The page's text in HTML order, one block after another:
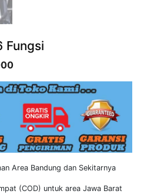
Fungsi
Harga
saat
ini
adalah:
Rp3.100.000.
Area Bandung dan Sekitarnya
(COD) untuk area Jawa Barat